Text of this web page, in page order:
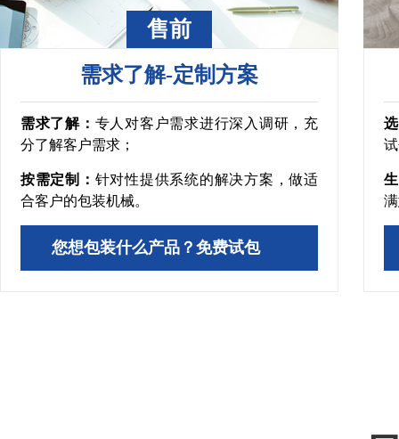
售前
需求了解-定制方案
需求了解： 专人对客户需求进行深入调研，充
分了解客户需求；
按需定制： 针对性提供系统的解决方案，做适
合客户的包装机械。
您想包装什么产品？免费试包